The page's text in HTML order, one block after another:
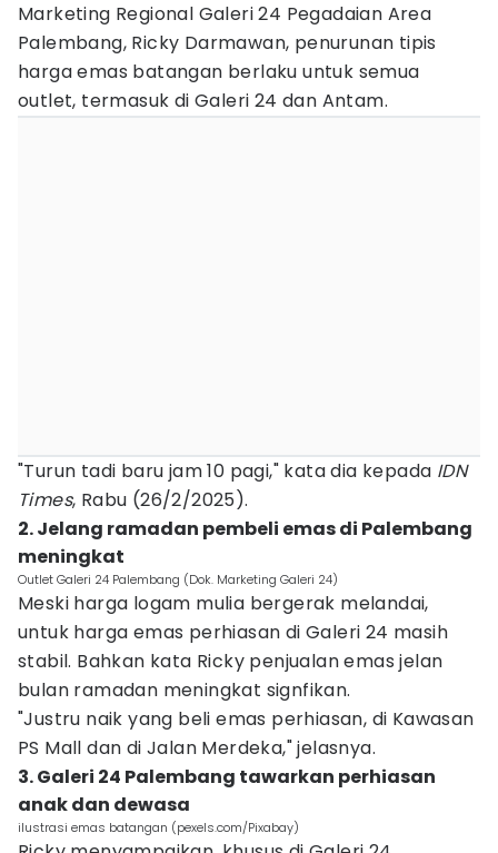
Marketing Regional Galeri 24 Pegadaian Area
Palembang, Ricky Darmawan, penurunan tipis
harga emas batangan berlaku untuk semua
outlet, termasuk di Galeri 24 dan Antam.
"Turun tadi baru jam 10 pagi," kata dia kepada IDN
Times, Rabu (26/2/2025).
2. Jelang ramadan pembeli emas di Palembang
meningkat
Outlet Galeri 24 Palembang (Dok. Marketing Galeri 24)
Meski harga logam mulia bergerak melandai,
untuk harga emas perhiasan di Galeri 24 masih
stabil. Bahkan kata Ricky penjualan emas jelan
bulan ramadan meningkat signfikan.
"Justru naik yang beli emas perhiasan, di Kawasan
PS Mall dan di Jalan Merdeka," jelasnya.
3. Galeri 24 Palembang tawarkan perhiasan
anak dan dewasa
ilustrasi emas batangan (pexels.com/Pixabay)